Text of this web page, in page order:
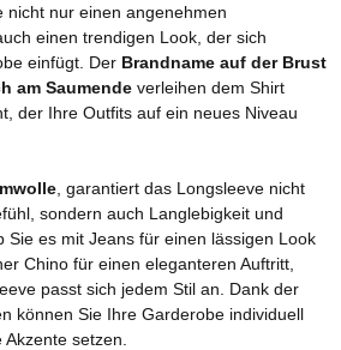
nicht nur einen angenehmen
einen trendigen Look, der sich
einfügt. Der Brandname auf der Brust
am Saumende verleihen dem Shirt
der Ihre Outfits auf ein neues Niveau
, garantiert das Longsleeve nicht
sondern auch Langlebigkeit und
Sie es mit Jeans für einen lässigen Look
Chino für einen eleganteren Auftritt,
passt sich jedem Stil an. Dank der
können Sie Ihre Garderobe individuell
setzen.